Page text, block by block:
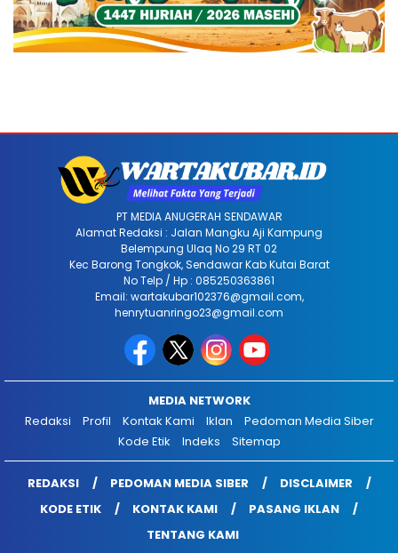
PT MEDIA ANUGERAH SENDAWAR
Alamat Redaksi : Jalan Mangku Aji Kampung
Belempung Ulaq No 29 RT 02
Kec Barong Tongkok, Sendawar Kab Kutai Barat
No Telp / Hp : 085250363861
Email: wartakubar102376@gmail.com,
henrytuanringo23@gmail.com
MEDIA NETWORK
Redaksi
Profil Kontak Kami Iklan
Pedoman Media Siber
Kode Etik
Indeks Sitemap
REDAKSI PEDOMAN MEDIA SIBER
DISCLAIMER
KODE ETIK
KONTAK KAMI
PASANG IKLAN
TENTANG KAMI